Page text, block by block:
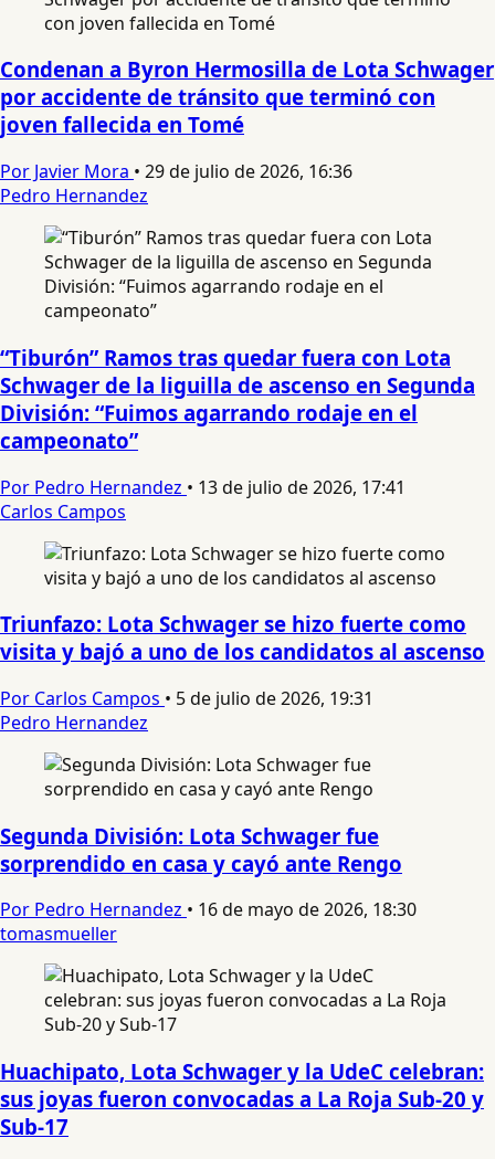
Condenan a Byron Hermosilla de Lota Schwager
por accidente de tránsito que terminó con
joven fallecida en Tomé
Por Javier Mora • 29 de julio de 2026, 16:36
Pedro Hernandez
“Tiburón” Ramos tras quedar fuera con Lota
Schwager de la liguilla de ascenso en Segunda
División: “Fuimos agarrando rodaje en el
campeonato”
Por Pedro Hernandez • 13 de julio de 2026, 17:41
Carlos Campos
Triunfazo: Lota Schwager se hizo fuerte como
visita y bajó a uno de los candidatos al ascenso
Por Carlos Campos • 5 de julio de 2026, 19:31
Pedro Hernandez
Segunda División: Lota Schwager fue
sorprendido en casa y cayó ante Rengo
Por Pedro Hernandez • 16 de mayo de 2026, 18:30
tomasmueller
Huachipato, Lota Schwager y la UdeC celebran:
sus joyas fueron convocadas a La Roja Sub-20 y
Sub-17